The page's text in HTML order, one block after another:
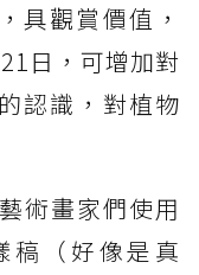
具觀賞價值，
日，可增加對
認識，對植物
術畫家們使用
稿（好像是真